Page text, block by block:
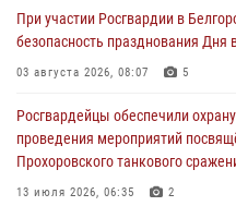
Росгвардия призывает
затягивать с перерегистрацией
Росгвардейцы спасли раненого
белгородского приграничья
04 августа 2026, 10:43
При участии Росгвардии в
безопасность празднования Дня
03 августа 2026, 08:07 5
Росгвардейцы обеспечили
проведения мероприятий
Прохоровского танкового
13 июля 2026, 06:35 2